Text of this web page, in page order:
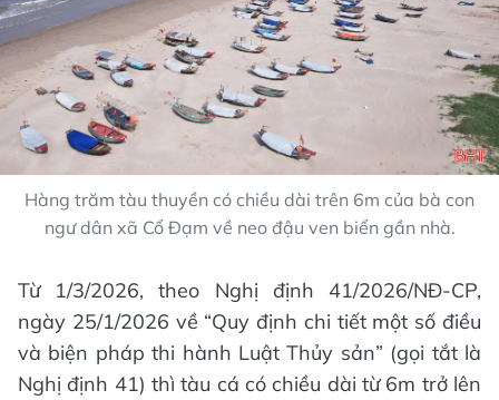
Hàng trăm tàu thuyền có chiều dài trên 6m của bà con
ngư dân xã Cổ Đạm về neo đậu ven biển gần nhà.
Từ 1/3/2026, theo Nghị định 41/2026/NĐ-CP,
ngày 25/1/2026 về “Quy định chi tiết một số điều
và biện pháp thi hành Luật Thủy sản” (gọi tắt là
Nghị định 41) thì tàu cá có chiều dài từ 6m trở lên